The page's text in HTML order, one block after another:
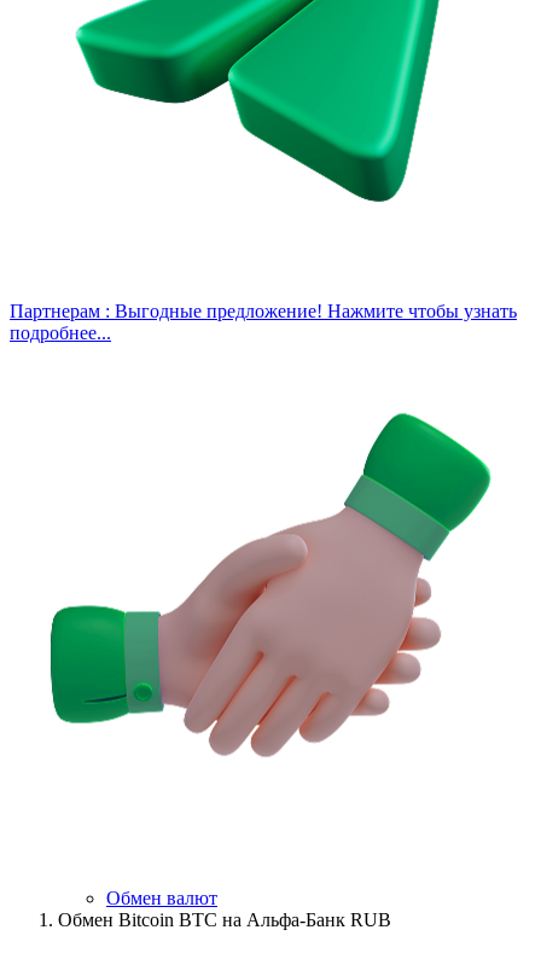
Партнерам : Выгодные предложение! Нажмите чтобы узнать
подробнее...
Обмен валют
Обмен Bitcoin BTC на Альфа-Банк RUB